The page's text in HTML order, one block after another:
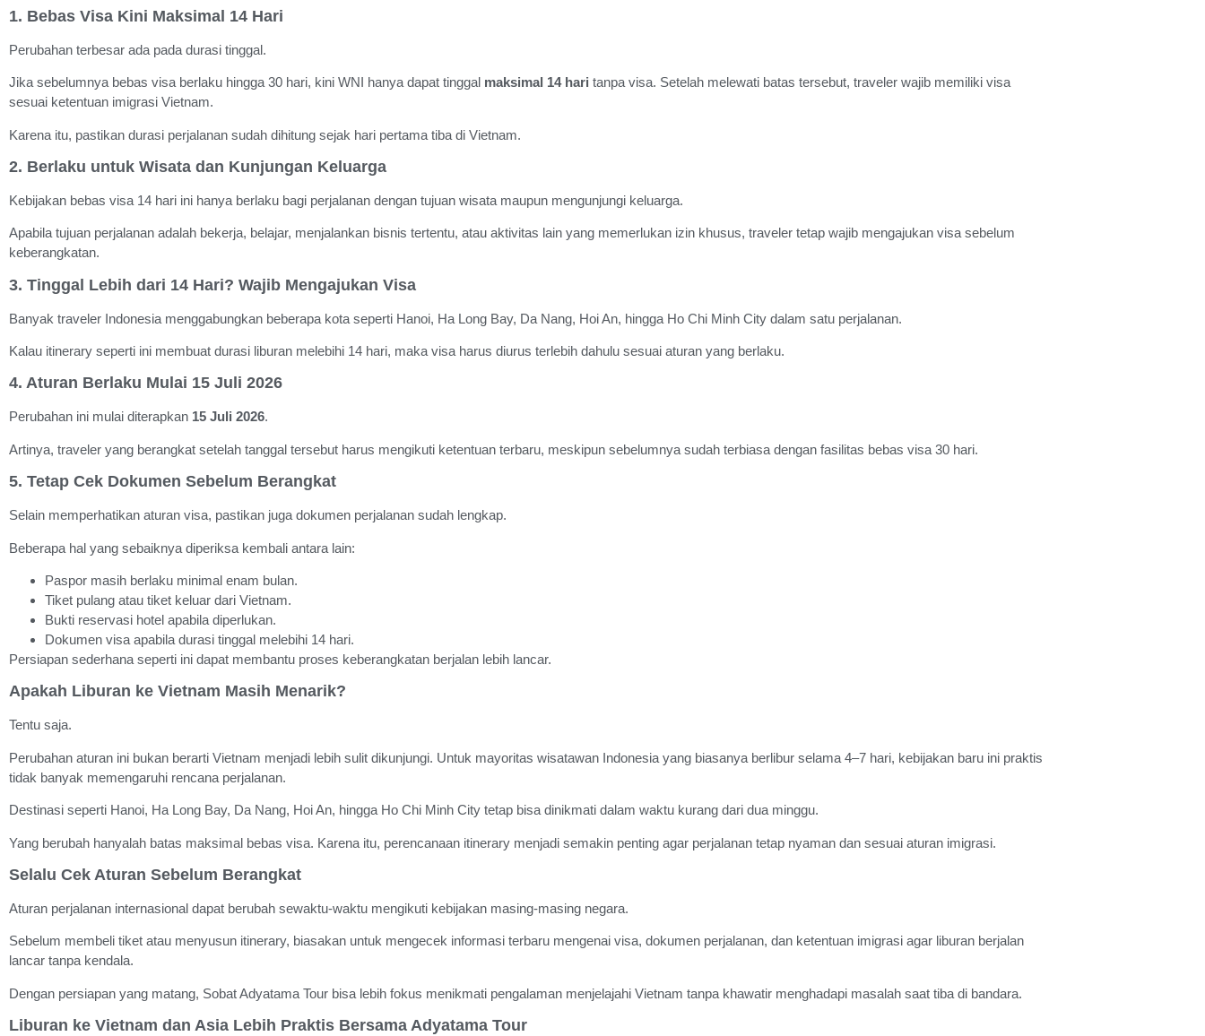
1. Bebas Visa Kini Maksimal 14 Hari
Perubahan terbesar ada pada durasi tinggal.
Jika sebelumnya bebas visa berlaku hingga 30 hari, kini WNI hanya dapat tinggal maksimal 14 hari tanpa visa. Setelah melewati batas tersebut, traveler wajib memiliki visa
sesuai ketentuan imigrasi Vietnam.
Karena itu, pastikan durasi perjalanan sudah dihitung sejak hari pertama tiba di Vietnam.
2. Berlaku untuk Wisata dan Kunjungan Keluarga
Kebijakan bebas visa 14 hari ini hanya berlaku bagi perjalanan dengan tujuan wisata maupun mengunjungi keluarga.
Apabila tujuan perjalanan adalah bekerja, belajar, menjalankan bisnis tertentu, atau aktivitas lain yang memerlukan izin khusus, traveler tetap wajib mengajukan visa sebelum
keberangkatan.
3. Tinggal Lebih dari 14 Hari? Wajib Mengajukan Visa
Banyak traveler Indonesia menggabungkan beberapa kota seperti Hanoi, Ha Long Bay, Da Nang, Hoi An, hingga Ho Chi Minh City dalam satu perjalanan.
Kalau itinerary seperti ini membuat durasi liburan melebihi 14 hari, maka visa harus diurus terlebih dahulu sesuai aturan yang berlaku.
4. Aturan Berlaku Mulai 15 Juli 2026
Perubahan ini mulai diterapkan 15 Juli 2026.
Artinya, traveler yang berangkat setelah tanggal tersebut harus mengikuti ketentuan terbaru, meskipun sebelumnya sudah terbiasa dengan fasilitas bebas visa 30 hari.
5. Tetap Cek Dokumen Sebelum Berangkat
Selain memperhatikan aturan visa, pastikan juga dokumen perjalanan sudah lengkap.
Beberapa hal yang sebaiknya diperiksa kembali antara lain:
Paspor masih berlaku minimal enam bulan.
Tiket pulang atau tiket keluar dari Vietnam.
Bukti reservasi hotel apabila diperlukan.
Dokumen visa apabila durasi tinggal melebihi 14 hari.
Persiapan sederhana seperti ini dapat membantu proses keberangkatan berjalan lebih lancar.
Apakah Liburan ke Vietnam Masih Menarik?
Tentu saja.
Perubahan aturan ini bukan berarti Vietnam menjadi lebih sulit dikunjungi. Untuk mayoritas wisatawan Indonesia yang biasanya berlibur selama 4–7 hari, kebijakan baru ini praktis
tidak banyak memengaruhi rencana perjalanan.
Destinasi seperti Hanoi, Ha Long Bay, Da Nang, Hoi An, hingga Ho Chi Minh City tetap bisa dinikmati dalam waktu kurang dari dua minggu.
Yang berubah hanyalah batas maksimal bebas visa. Karena itu, perencanaan itinerary menjadi semakin penting agar perjalanan tetap nyaman dan sesuai aturan imigrasi.
Selalu Cek Aturan Sebelum Berangkat
Aturan perjalanan internasional dapat berubah sewaktu-waktu mengikuti kebijakan masing-masing negara.
Sebelum membeli tiket atau menyusun itinerary, biasakan untuk mengecek informasi terbaru mengenai visa, dokumen perjalanan, dan ketentuan imigrasi agar liburan berjalan
lancar tanpa kendala.
Dengan persiapan yang matang, Sobat Adyatama Tour bisa lebih fokus menikmati pengalaman menjelajahi Vietnam tanpa khawatir menghadapi masalah saat tiba di bandara.
Liburan ke Vietnam dan Asia Lebih Praktis Bersama Adyatama Tour